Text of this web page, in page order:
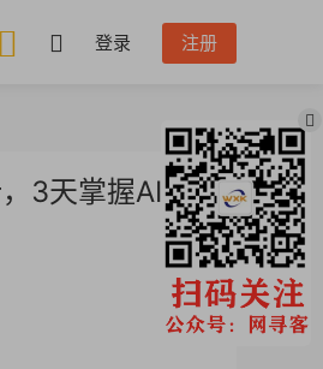
登录 注册
3天掌握AI自
推广